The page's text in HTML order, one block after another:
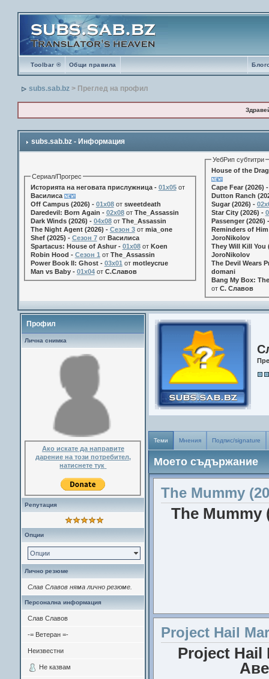
Toolbar ® Общи правила
subs.sab.bz > Преглед на профил
subs.sab.bz - Информация
Сериал/Прогрес
Историята на неговата прислужница - 01х05от
Василиса
Off Campus (2026) - 01x08от sweetdeath
Daredevil: Born Again - 02x08от The_Assassin
Dark Winds (2026) - 04x08от The_Assassin
The Night Agent (2026) - Сезон 3от mia_one
Shef (2025) - Сезон 7от Василиса
Spartacus: House of Ashur - 01x08от Koen
Robin Hood - Сезон 1 от The_Assassin
Power Book II: Ghost - 03x01 от motleycrue
Man vs Baby - 01x04от С.Славов
УебРип субтитри
House of the
Cape Fear (2026)
Dutton Ranch
Sugar (2026) -
Star City (2026) -
Passenger (2026)
Reminders of
JoroNikolov
They Will Kill You
JoroNikolov
The Devil Wears
domani
Bang My Box:
от С. Славов
Профил
Лична снимка
Ако искате да направите
дарение на този потребител,
натиснете тук
Репутация
Опции
Опции
Лично резюме
Слав Славов няма лично резюме.
Персонална информация
Слав Славов
-= Ветеран =-
Неизвестни
Не казвам
Теми Мнения Подпис/signature
Моето съдържание
The Mummy
The Mummy
Актьори: Вероника
Project Hail
Project Hail